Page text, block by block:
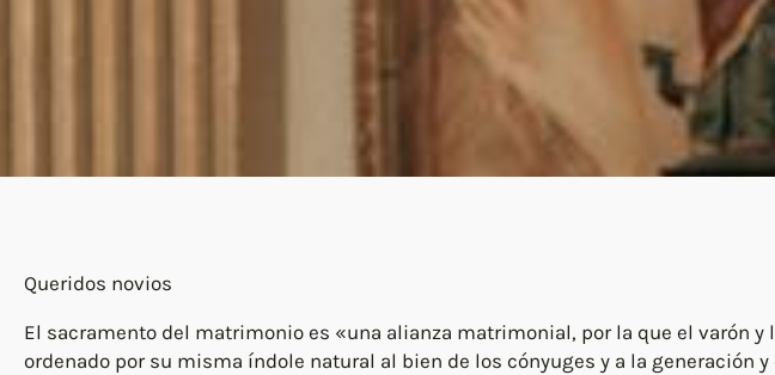
Queridos novios
El sacramento del matrimonio es «una alianza matrimonial, por la que el varón
ordenado por su misma índole natural al bien de los cónyuges y a la generación y